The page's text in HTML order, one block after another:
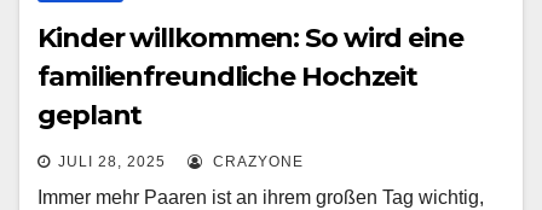
Kinder willkommen: So wird eine
familienfreundliche Hochzeit
geplant
JULI 28, 2025 CRAZYONE
Immer mehr Paaren ist an ihrem großen Tag wichtig,